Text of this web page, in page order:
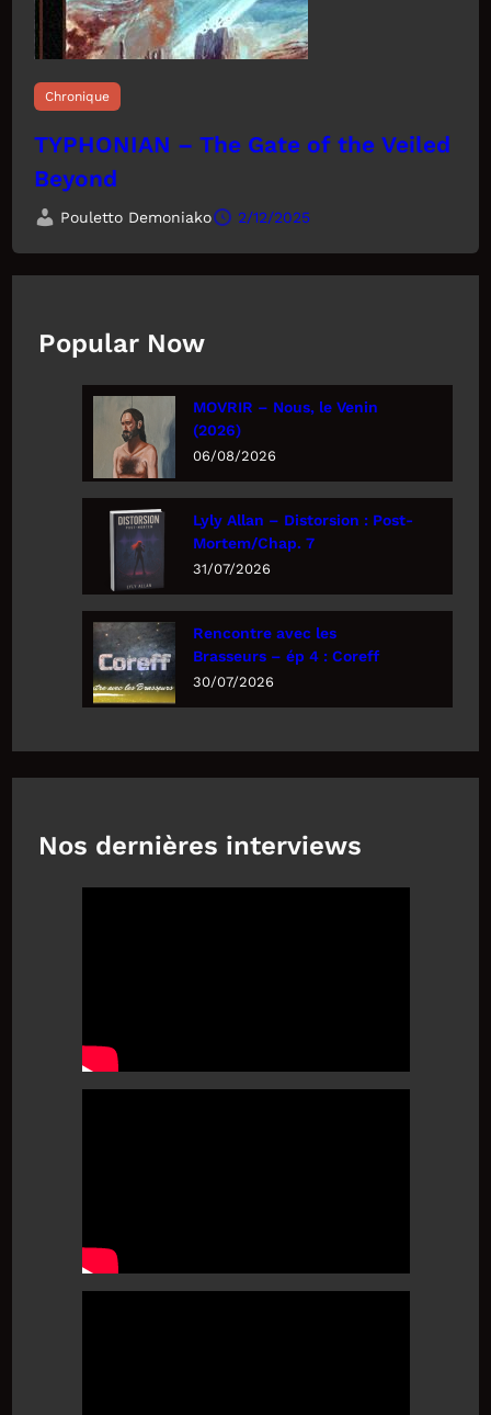
Chronique
TYPHONIAN – The Gate of the Veiled
Beyond
Pouletto Demoniako 2/12/2025
Popular Now
MOVRIR – Nous, le Venin
(2026)
06/08/2026
Lyly Allan – Distorsion : Post-
Mortem/Chap. 7
31/07/2026
Rencontre avec les
Brasseurs – ép 4 : Coreff
30/07/2026
Nos dernières interviews